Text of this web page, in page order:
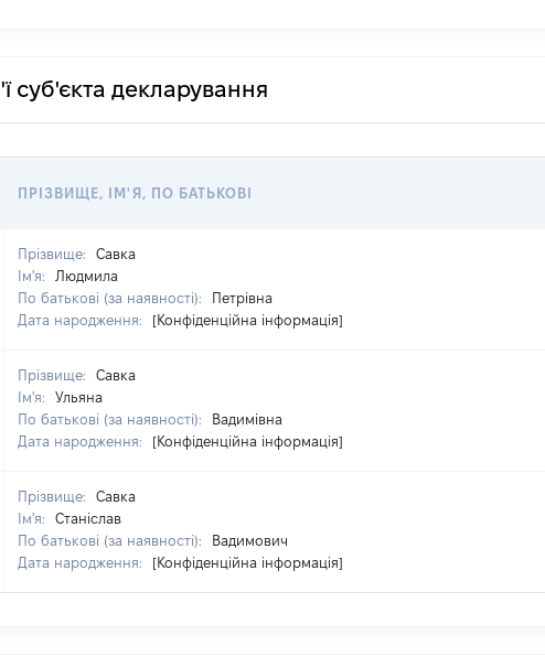
суб'єкта декларування
ПРІЗВИЩЕ, ІМ'Я, ПО БАТЬКОВІ
Прізвище:
Савка
Ім'я:
Людмила
По батькові (за наявності):
Петрівна
Дата народження:
[Конфіденційна інформація]
Прізвище:
Савка
Ім'я:
Ульяна
По батькові (за наявності):
Вадимівна
Дата народження:
[Конфіденційна інформація]
Прізвище:
Савка
Ім'я:
Станіслав
По батькові (за наявності):
Вадимович
Дата народження:
[Конфіденційна інформація]